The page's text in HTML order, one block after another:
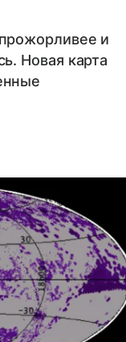
и
Новая карта